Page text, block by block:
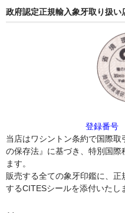
政府認定正規輸入象牙取り扱い
登録番号
当店はワシントン条約で国際
の保存法』に基づき、特別国
ます。
販売する全ての象牙印鑑に、
するCITESシールを添付いたし